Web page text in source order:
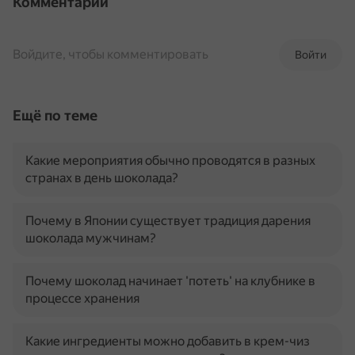
Войти
Войдите, чтобы комментировать
Ещё по теме
Какие мероприятия обычно проводятся в разных
странах в день шоколада?
Почему в Японии существует традиция дарения
шоколада мужчинам?
Почему шоколад начинает 'потеть' на клубнике в
процессе хранения
Какие ингредиенты можно добавить в крем-чиз